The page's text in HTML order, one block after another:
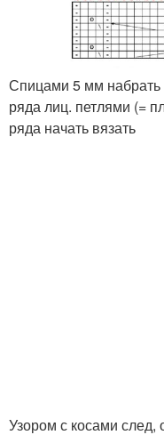
Спицами 5 мм набрать
ряда лиц. петлями (=
ряда начать вязать
Узором с косами след,